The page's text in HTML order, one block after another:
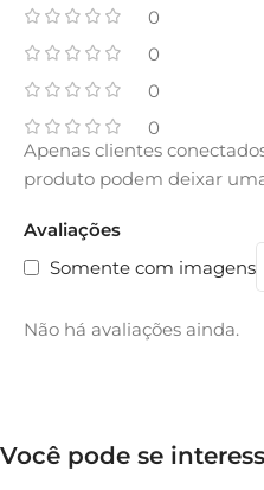
0
0
0
0
Avaliações
Somente com imagens
Não há avaliações ainda.
Apenas clientes
produto podem deixar
Você pode se